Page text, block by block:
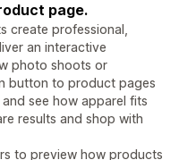
page.
create professional,
an interactive
photo shoots or
button to product pages
see how apparel fits
results and shop with
to preview how products